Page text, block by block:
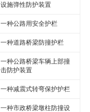
设施弹性防护装置
一种公路用安全护栏
一种道路桥梁防撞护栏
一种公路桥梁车辆上部撞
击防护装置
一种减震式转弯保护护栏
一种市政桥梁墩柱防撞设